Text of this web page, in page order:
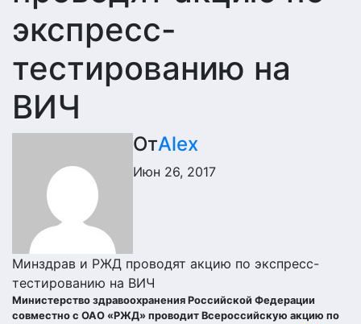
экспресс-
тестированию на
ВИЧ
ОтAlex
Июн 26, 2017
Минздрав и РЖД проводят акцию по экспресс-
тестированию на ВИЧ
Министерство здравоохранения Российской Федерации
совместно с ОАО «РЖД» проводит Всероссийскую акцию по